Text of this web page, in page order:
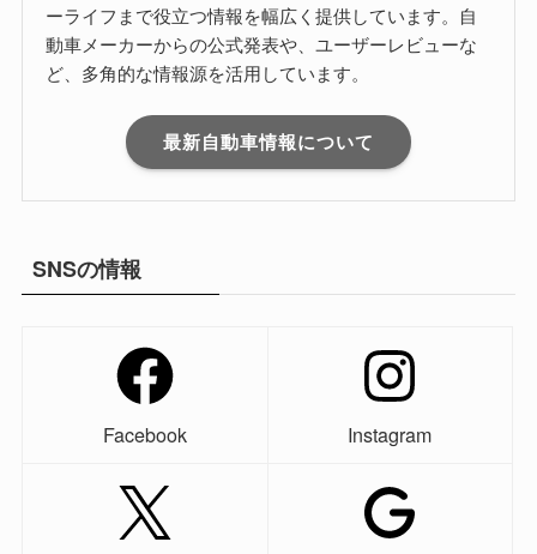
ーライフまで役立つ情報を幅広く提供しています。自
動車メーカーからの公式発表や、ユーザーレビューな
ど、多角的な情報源を活用しています。
最新自動車情報について
SNSの情報
Facebook Instagram